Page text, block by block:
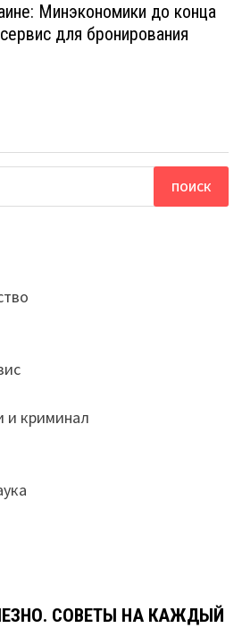
Минэкономики до конца
для бронирования
и криминал
СОВЕТЫ НА КАЖДЫЙ